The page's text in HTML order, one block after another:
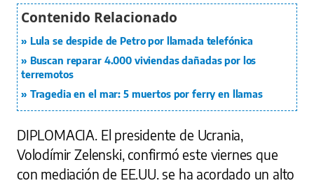
Lula se despide de Petro por llamada telefónica
Buscan reparar 4.000 viviendas dañadas por los
terremotos
Tragedia en el mar: 5 muertos por ferry en llamas
DIPLOMACIA. El presidente de Ucrania,
Volodímir Zelenski, confirmó este viernes que
con mediación de EE.UU. se ha acordado un alto